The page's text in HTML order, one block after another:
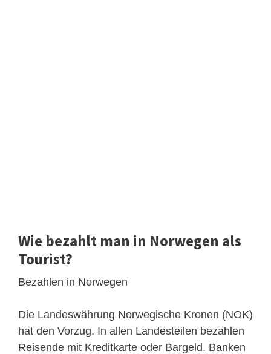
Wie bezahlt man in Norwegen als
Tourist?
Bezahlen in Norwegen
Die Landeswährung Norwegische Kronen (NOK)
hat den Vorzug. In allen Landesteilen bezahlen
Reisende mit Kreditkarte oder Bargeld. Banken